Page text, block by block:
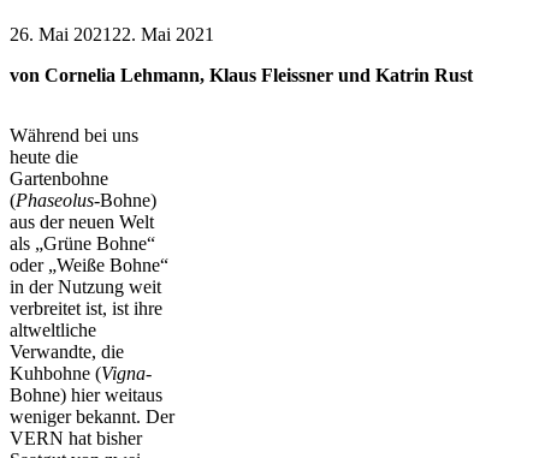
26. Mai 2021 22. Mai 2021
von Cornelia Lehmann, Klaus Fleissner und Katrin Rust
Während bei uns
heute die
Gartenbohne
(Phaseolus-Bohne)
aus der neuen Welt
als „Grüne Bohne“
oder „Weiße Bohne“
in der Nutzung weit
verbreitet ist, ist ihre
altweltliche
Verwandte, die
Kuhbohne (Vigna-
Bohne) hier weitaus
weniger bekannt. Der
VERN hat bisher